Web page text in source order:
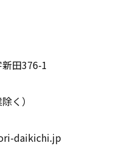
田376-1
く）
daikichi.jp